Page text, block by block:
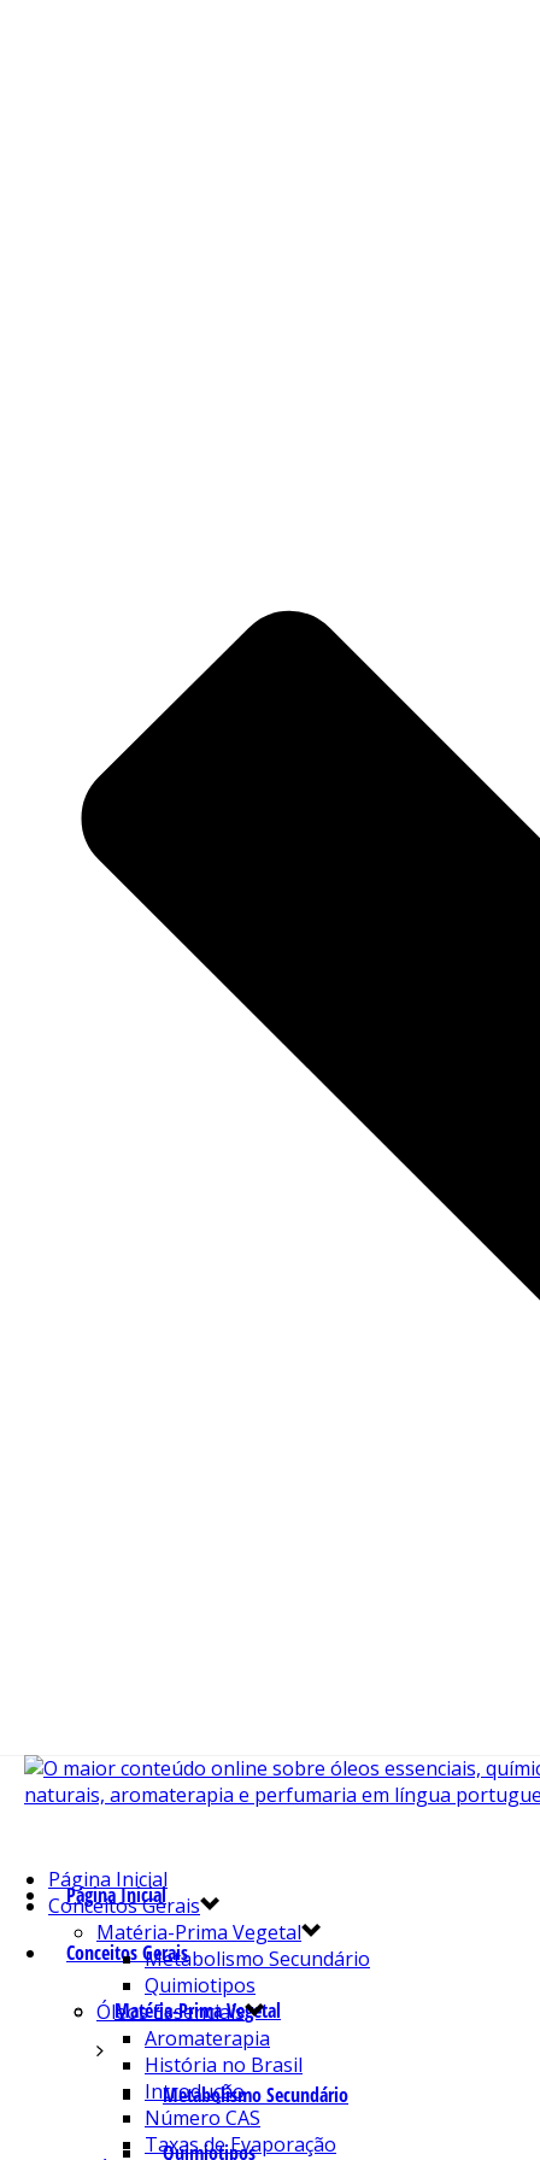
Página Inicial
Conceitos Gerais
Matéria-Prima Vegetal
Metabolismo Secundário
Quimiotipos
Página Inicial
Conceitos Gerais
Matéria-Prima Vegetal
Metabolismo Secundário
Quimiotipos
Óleos Essenciais
Aromaterapia
História no Brasil
Introdução
Número CAS
Taxas de Evaporação